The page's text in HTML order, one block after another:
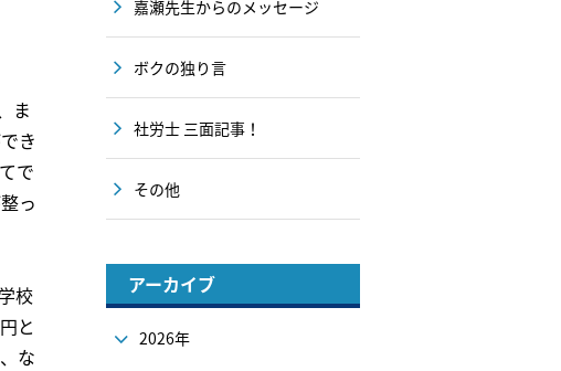
ま
き
で
っ
校
と
な
嘉瀬先生からのメッセージ
ボクの独り言
社労士 三面記事！
その他
アーカイブ
2026年